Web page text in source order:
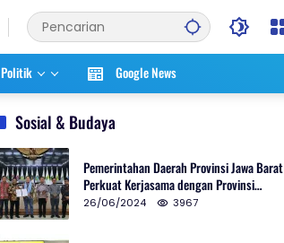
Politik Google News
Sosial & Budaya
Pemerintahan Daerah Provinsi Jawa Barat
Perkuat Kerjasama dengan Provinsi
Chungcheongnam Do Korea Selatan
26/06/2024 3967